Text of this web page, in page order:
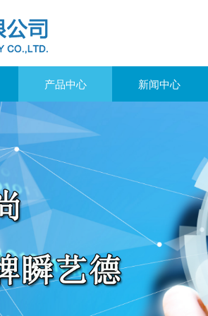
产品中心 新闻中心